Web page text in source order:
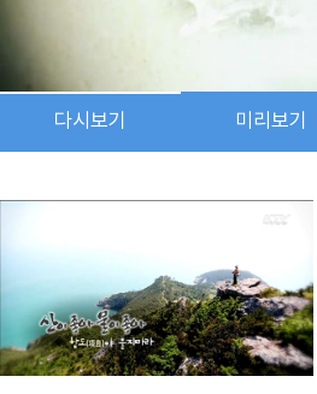
다시보기 미리보기